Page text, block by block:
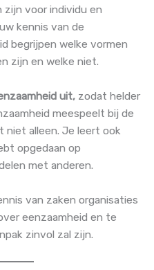
voor individu en
kennis van de
begrijpen welke vormen
zijn en welke niet.
uit, zodat helder
meespeelt bij de
niet alleen. Je leert ook
opgedaan op
met anderen.
van zaken organisaties
eenzaamheid en te
zinvol zal zijn.